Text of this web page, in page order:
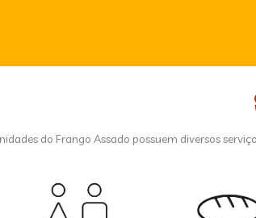
do Frango Assado possuem diversos